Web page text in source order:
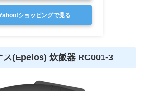
ショッピングで見る
(Epeios) 炊飯器 ‎RC001-3